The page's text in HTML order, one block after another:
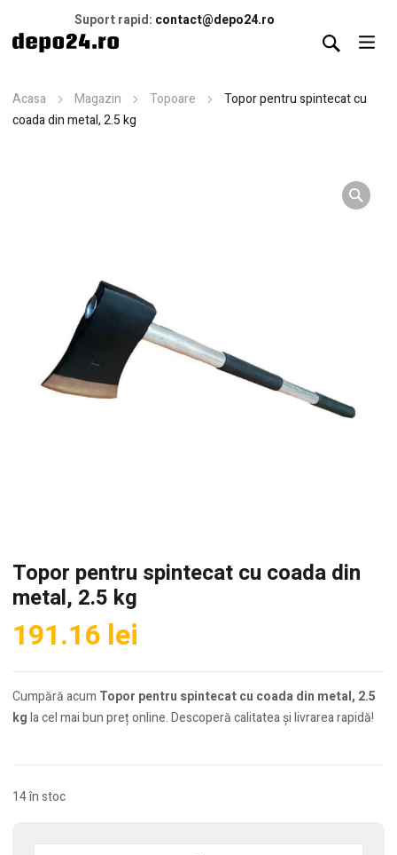
Suport rapid: contact@depo24.ro
Acasa Magazin Topoare
Topor pentru spintecat cu
coada din metal, 2.5 kg
Topor pentru spintecat cu coada din
metal, 2.5 kg
191.16 lei
Cumpără acum Topor pentru spintecat cu coada din metal, 2.5
kgla cel mai bun preț online. Descoperă calitatea și livrarea rapidă!
14 în stoc